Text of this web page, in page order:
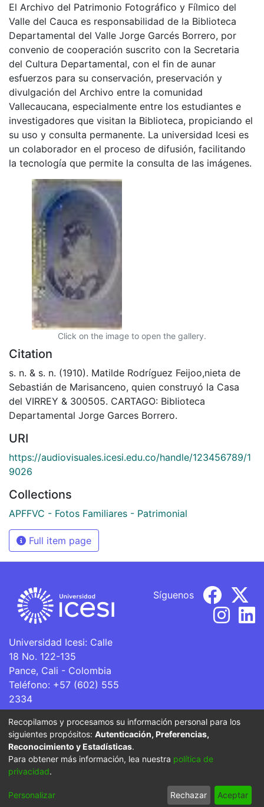
El Archivo del Patrimonio Fotográfico y Fílmico del
Valle del Cauca es responsabilidad de la Biblioteca
Departamental del Valle Jorge Garcés Borrero, por
convenio de cooperación suscrito con la Secretaria
del Cultura Departamental, con el fin de aunar
esfuerzos para su conservación, preservación y
divulgación del Archivo entre la comunidad
Vallecaucana, especialmente entre los estudiantes e
investigadores que visitan la Biblioteca, propiciando el
su uso y consulta permanente. La universidad Icesi es
un colaborador en el proceso de difusión, facilitando
la tecnología que permite la consulta de las imágenes.
Click on the image to open the gallery.
Citation
s. n. & s. n. (1910). Matilde Rodríguez Feijoo,nieta de
Sebastián de Marisanceno, quien construyó la Casa
del VIRREY & 300505. CARTAGO: Biblioteca
Departamental Jorge Garces Borrero.
URI
https://audiovisuales.icesi.edu.co/handle/123456789/1
9026
Collections
APFFVC - Fotos Familiares - Patrimonial
Full item page
Universidad Icesi: Calle
18 No. 122-135
Pance, Cali - Colombia
Teléfono: +57 (602) 555
2334
ventanillaunica@icesi.edu.co
Síguenos
La Universidad Icesi es una Institución de Educación
Superior que se encuentra sujeta a inspección y vigilancia
por parte del Ministerio de Educación Nacional.
Cookie
End User
Agreement
Send
Feedback
Recopilamos y procesamos su información personal para los
siguientes propósitos: Autenticación, Preferencias,
Reconocimiento y Estadísticas.
Para obtener más información, lea nuestra política de
privacidad.
Personalizar Rechazar Aceptar